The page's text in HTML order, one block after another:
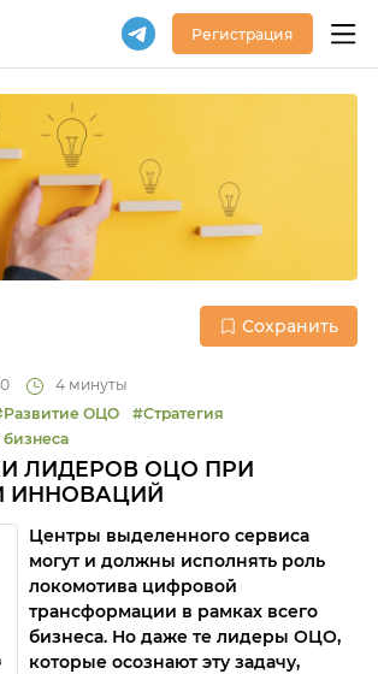
Регистрация
Сохранить
4 минуты
ОЦО
#Стратегия
ЛИДЕРОВ ОЦО ПРИ
ИННОВАЦИЙ
Центры выделенного сервиса
могут и должны исполнять роль
локомотива цифровой
трансформации в рамках всего
бизнеса. Но даже те лидеры ОЦО,
которые осознают эту задачу,